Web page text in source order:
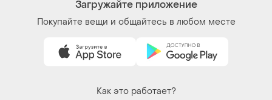
Загружайте приложение
Покупайте вещи и общайтесь в любом месте
Как это работает?